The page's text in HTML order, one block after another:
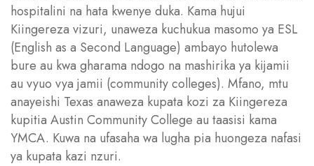
hospitalini na hata kwenye duka. Kama hujui
Kiingereza vizuri, unaweza kuchukua masomo ya ESL
(English as a Second Language) ambayo hutolewa
bure au kwa gharama ndogo na mashirika ya kijamii
au vyuo vya jamii (community colleges). Mfano, mtu
anayeishi Texas anaweza kupata kozi za Kiingereza
kupitia Austin Community College au taasisi kama
YMCA. Kuwa na ufasaha wa lugha pia huongeza nafasi
ya kupata kazi nzuri.